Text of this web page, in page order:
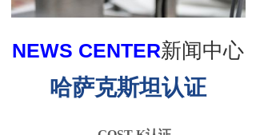
NEWS CENTER新闻中心
哈萨克斯坦认证